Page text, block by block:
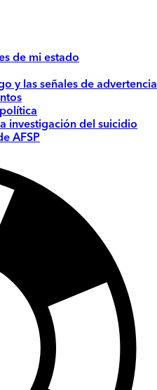
de mi estado
y las señales de advertencia
investigación del suicidio
AFSP